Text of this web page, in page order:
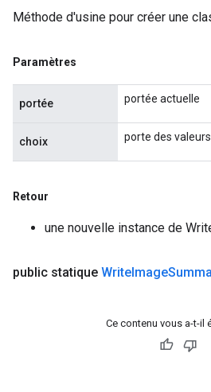
Méthode d'usine pour créer une
Paramètres
portée portée actuelle
choix porte des
Retour
une nouvelle instance de
public statique WriteImage
Ce contenu vous a-t-il